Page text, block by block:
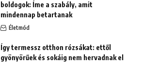
boldogok: Íme a szabály, amit
mindennap betartanak
Életmód
Így termessz otthon rózsákat: ettől
gyönyörűek és sokáig nem hervadnak el